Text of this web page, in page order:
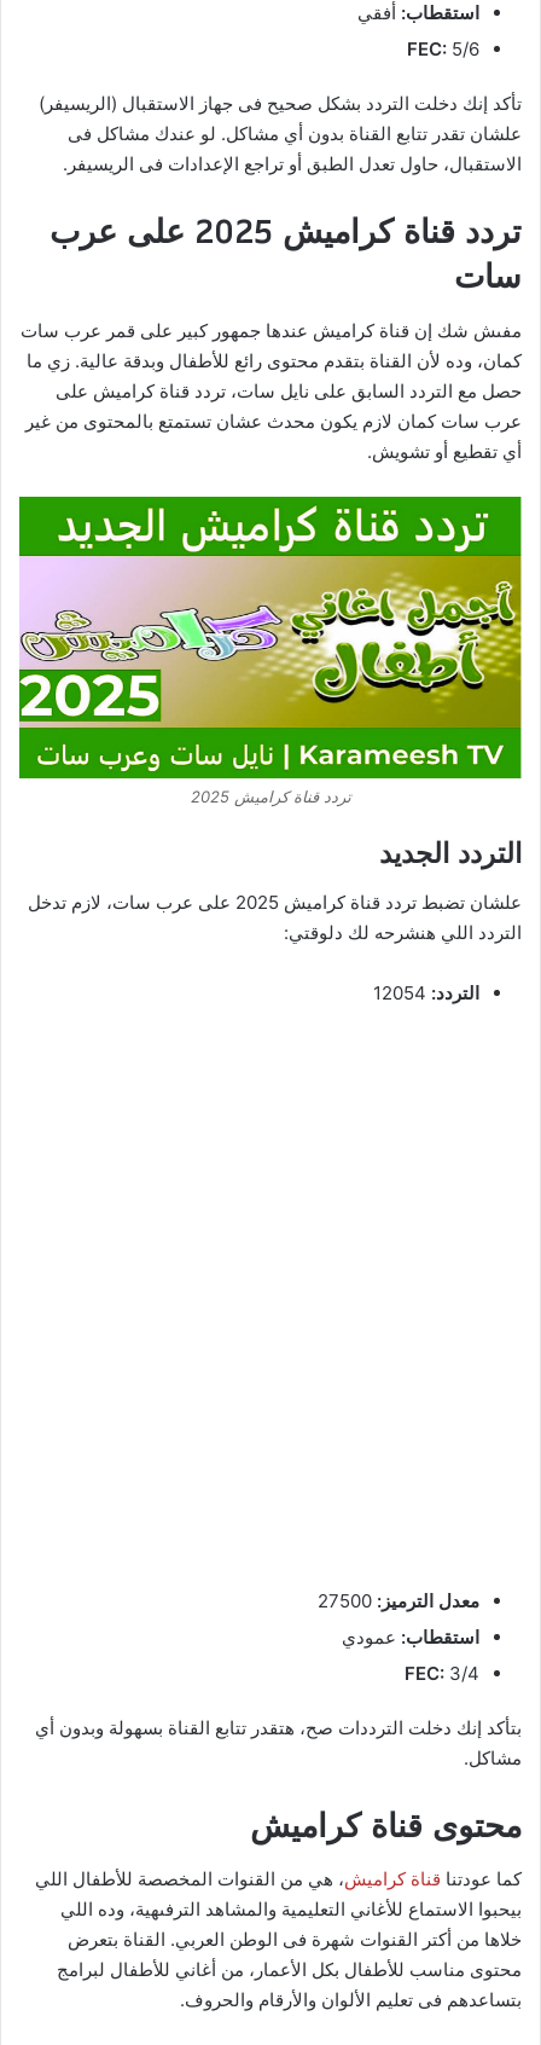
استقطاب: أفقي
FEC: 5/6
تأكد إنك دخلت التردد بشكل صحيح فى جهاز الاستقبال (الريسيفر)
علشان تقدر تتابع القناة بدون أي مشاكل. لو عندك مشاكل فى
الاستقبال، حاول تعدل الطبق أو تراجع الإعدادات فى الريسيفر.
تردد قناة كراميش 2025 على عرب
سات
مفىش شك إن قناة كراميش عندها جمهور كبير على قمر عرب سات
كمان، وده لأن القناة بتقدم محتوى رائع للأطفال وبدقة عالية. زي ما
حصل مع التردد السابق على نايل سات، تردد قناة كراميش على
عرب سات كمان لازم يكون محدث عشان تستمتع بالمحتوى من غير
أي تقطيع أو تشويش.
تردد قناة كراميش 2025
التردد الجديد
علشان تضبط تردد قناة كراميش 2025 على عرب سات، لازم تدخل
التردد اللي هنشرحه لك دلوقتي:
التردد:
معدل الترميز:
استقطاب: عمودي
FEC: 3/4
بتأكد إنك دخلت الترددات صح، هتقدر تتابع القناة بسهولة وبدون أي
مشاكل.
محتوى قناة كراميش
كما عودتنا قناة كراميش، هي من القنوات المخصصة للأطفال اللي
بيحبوا الاستماع للأغاني التعليمية والمشاهد الترفىهية، وده اللي
خلاها من أكتر القنوات شهرة فى الوطن العربي. القناة بتعرض
محتوى مناسب للأطفال بكل الأعمار، من أغاني للأطفال لبرامج
بتساعدهم فى تعليم الألوان والأرقام والحروف.